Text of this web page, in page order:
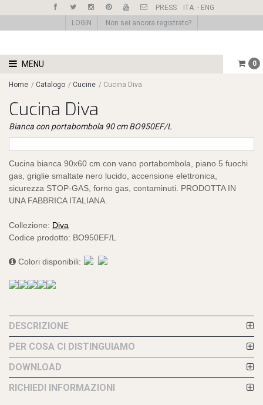
PRESS ITA - ENG
LOGIN
Non sei ancora registrato?
MENU 0
Home / Catalogo / Cucine / Cucina Diva
Cucina Diva
Bianca con portabombola 90 cm BO950EF/L
Cucina bianca 90x60 cm con vano portabombola, piano 5 fuochi
gas, griglie smaltate nero lucido, accensione elettronica,
sicurezza STOP-GAS, forno gas, contaminuti. PRODOTTA IN
UNA FABBRICA ITALIANA.
Collezione: Diva
Codice prodotto: BO950EF/L
Colori disponibili:
DESCRIZIONE
PER COSA CI DISTINGUIAMO
DOWNLOAD
RICHIEDI INFORMAZIONI